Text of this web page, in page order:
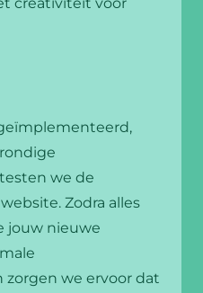
we de
Zodra alles
jouw nieuwe
we ervoor dat